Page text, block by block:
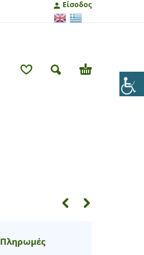
Είσοδος
Πληρωμές